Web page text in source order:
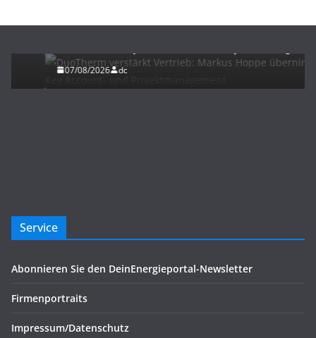
07/08/2026 dc
Service
Abonnieren Sie den DeinEnergieportal-Newsletter
Firmenportraits
Impressum/Datenschutz